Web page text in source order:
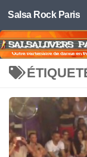
Skip to content
Salsa Rock Paris